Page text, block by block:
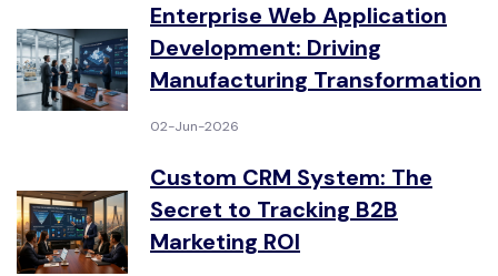
Enterprise Web Application
Development: Driving
Manufacturing Transformation
02-Jun-2026
Custom CRM System: The
Secret to Tracking B2B
Marketing ROI